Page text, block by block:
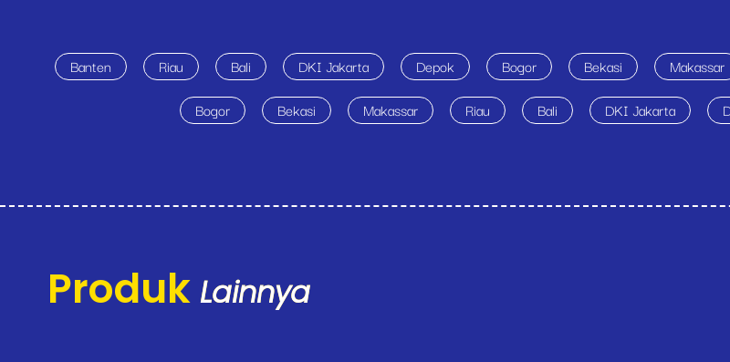
Banten Riau Bali DKI Jakarta Depok Bogor Bekasi Makassar
Bogor
Bekasi Makassar Riau Bali DKI Jakarta
Produk Lainnya